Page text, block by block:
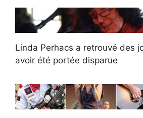
Linda Perhacs a retrouvé des
avoir été portée disparue